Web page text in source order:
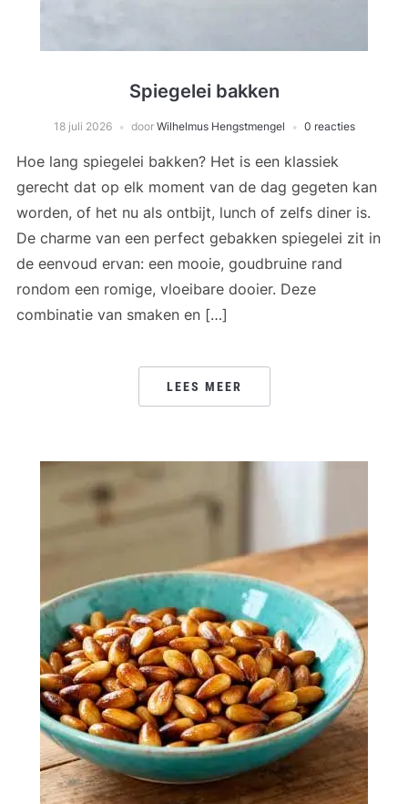
Spiegelei bakken
18 juli 2026 door Wilhelmus Hengstmengel 0 reacties
Hoe lang spiegelei bakken? Het is een klassiek
gerecht dat op elk moment van de dag gegeten kan
worden, of het nu als ontbijt, lunch of zelfs diner is.
De charme van een perfect gebakken spiegelei zit in
de eenvoud ervan: een mooie, goudbruine rand
rondom een romige, vloeibare dooier. Deze
combinatie van smaken en […]
LEES MEER